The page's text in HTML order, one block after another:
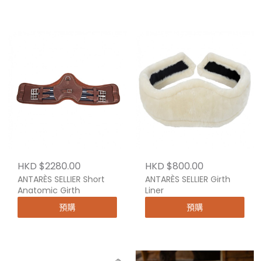
HKD $2280.00
ANTARÈS SELLIER Short
Anatomic Girth
預購
HKD $800.00
ANTARÈS SELLIER Girth
Liner
預購